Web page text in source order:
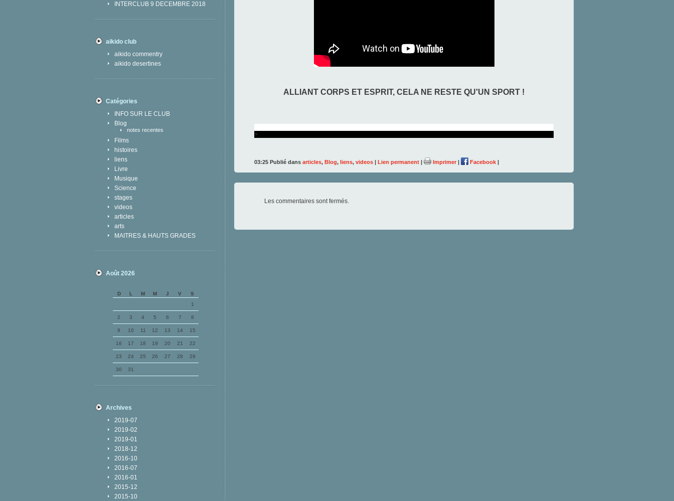
INTERCLUB 9 DECEMBRE 2018
aikido club
aikido commentry
aikido desertines
Catégories
INFO SUR LE CLUB
Blog
notes recentes
Films
histoires
liens
Livre
Musique
Science
stages
videos
articles
arts
MAITRES & HAUTS GRADES
Août 2026
D L M M J V
S
1
2 3 4 5 6 7 8
9 10 11 12 13 14 15
16 17 18 19 20 21 22
23 24 25 26 27 28 29
30 31
Archives
2019-07
2019-02
2019-01
2018-12
2016-10
2016-07
2016-01
2015-12
2015-10
ALLIANT CORPS ET ESPRIT, CELA NE RESTE QU'UN SPORT !
>
03:25 Publié dans articles, Blog, liens, videos | Lien permanent | Imprimer | Facebook |
Les commentaires sont fermés.